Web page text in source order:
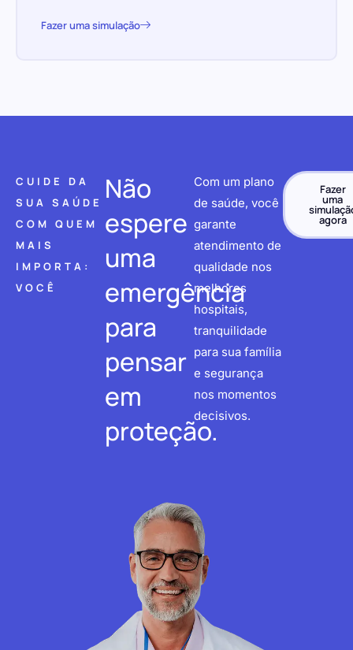
Fazer uma simulação
CUIDE DA
SUA SAÚDE
COM QUEM
MAIS
IMPORTA:
VOCÊ
Não
espere
uma
emergência
para
pensar
em
proteção.
Com um plano
de saúde, você
garante
atendimento de
qualidade nos
melhores
hospitais,
tranquilidade
para sua família
e segurança
nos momentos
decisivos.
Fazer
uma
agora